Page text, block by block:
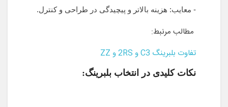
- معایب: هزینه بالاتر و پیچیدگی در طراحی و کنترل.
مطالب مرنبط:
تفاوت بلبرینگ C3 و 2RS و ZZ
نکات کلیدی در انتخاب بلبرینگ: